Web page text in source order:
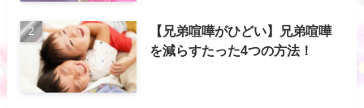
【兄弟喧嘩がひどい】兄弟喧嘩
を減らすたった4つの方法！